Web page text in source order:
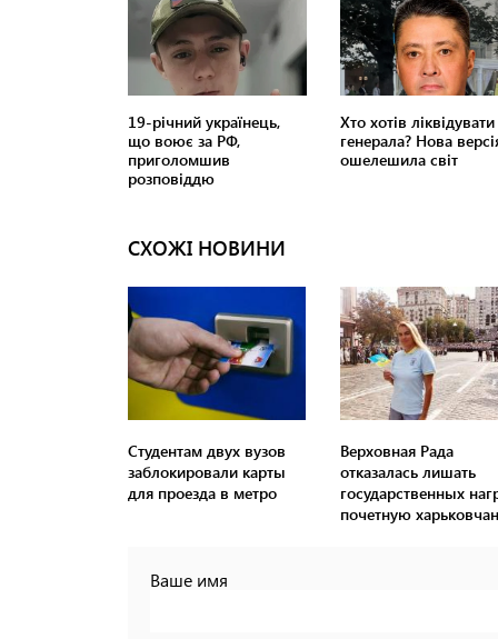
СХОЖІ НОВИНИ
Студентам двух вузов
заблокировали карты
для проезда в метро
Верховная Рада
отказалась лишать
государственных
почетную
Ваше имя